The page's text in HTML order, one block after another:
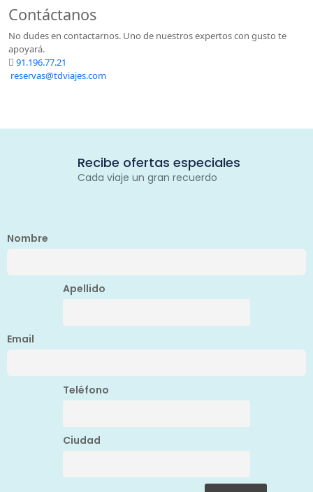
Contáctanos
No dudes en contactarnos. Uno de nuestros expertos con gusto te
apoyará.
91.196.77.21
reservas@tdviajes.com
Recibe ofertas especiales
Cada viaje un gran recuerdo
Nombre
Apellido
Email
Teléfono
Ciudad